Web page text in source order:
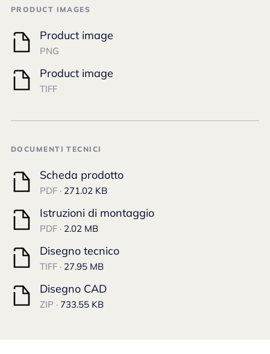
PRODUCT IMAGES
Product image
PNG
Product image
TIFF
DOCUMENTI TECNICI
Scheda prodotto
PDF · 271.02 KB
Istruzioni di montaggio
PDF · 2.02 MB
Disegno tecnico
TIFF · 27.95 MB
Disegno CAD
ZIP · 733.55 KB